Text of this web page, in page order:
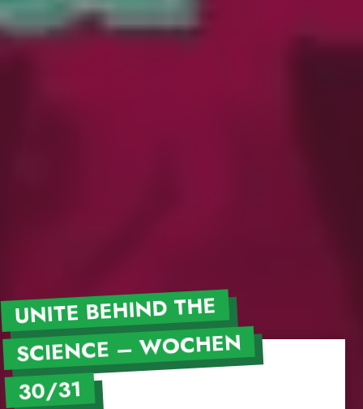
UNITE BEHIND THE
SCIENCE – WOCHEN
30/31